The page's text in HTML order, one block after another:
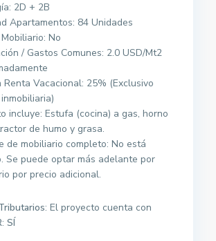
2D + 2B
Apartamentos: 84 Unidades
No
/ Gastos Comunes: 2.0 USD/Mt2
Renta Vacacional: 25% (Exclusivo
incluye: Estufa (cocina) a gas, horno
de humo y grasa.
de mobiliario completo: No está
Se puede optar más adelante por
por precio adicional.
: El proyecto cuenta con
:SÍ